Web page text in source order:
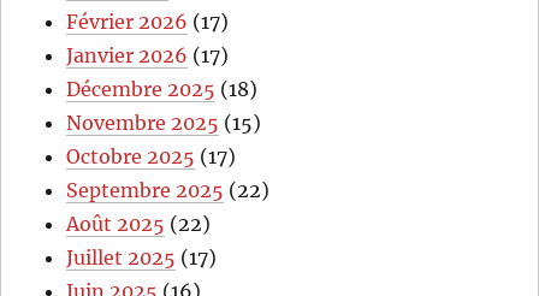
Février 2026 (17)
Janvier 2026 (17)
Décembre 2025 (18)
Novembre 2025 (15)
Octobre 2025 (17)
Septembre 2025 (22)
Août 2025 (22)
Juillet 2025 (17)
Juin 2025 (16)